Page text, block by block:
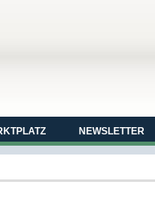
NEWSLETTER